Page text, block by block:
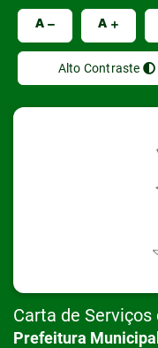
A A
Alto Contraste
Carta de Serviços
Prefeitura